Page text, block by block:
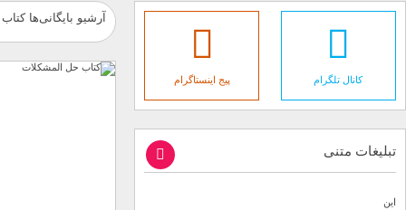
آرشیو بایگانی‌ها
کانال تلگرام پیج اینستاگرام
تبلیغات متنی
این